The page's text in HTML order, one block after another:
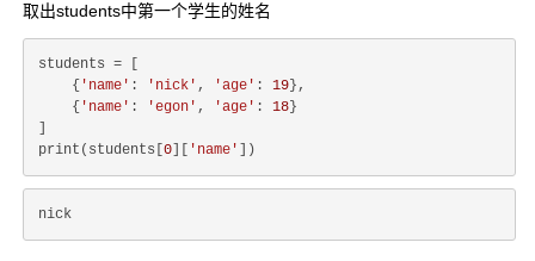
取出students中第一个学生的姓名
students = [
    {
'name' : 'nick' , 'age' : 19 },
    {
'name' : 'egon' , 'age' : 18 }
print(students[ 0 'name'
nick